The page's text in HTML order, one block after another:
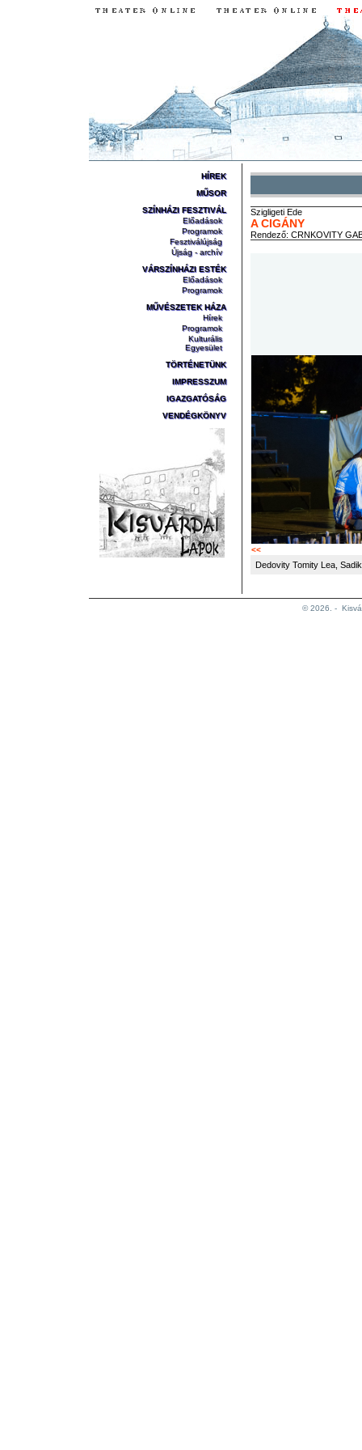
HÍREK
MŰSOR
SZÍNHÁZI FESZTIVÁL
Előadások
Programok
Fesztiválújság
Újság - archív
VÁRSZÍNHÁZI ESTÉK
Előadások
Programok
MŰVÉSZETEK HÁZA
Hírek
Programok
Kulturális
Egyesület
TÖRTÉNETÜNK
IMPRESSZUM
IGAZGATÓSÁG
VENDÉGKÖNYV
Szigligeti Ede
A CIGÁNY
Rendező: CRNKOVITY
<<
Dedovity Tomity Lea,
© 2026. -